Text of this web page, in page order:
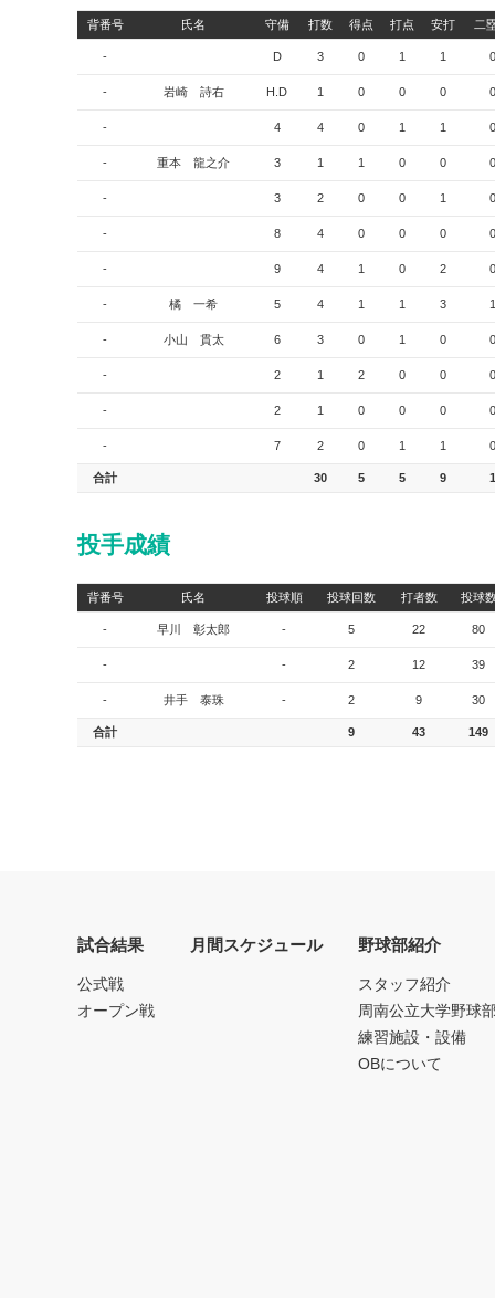
背番号 氏名 守備 打数 得点 打点 安打 二
- D 3 0 1 1 0
- 岩崎 詩右 H.D 1 0 0 0 0
- 4 4 0 1 1 0
- 重本 龍之介 3 1 1 0 0 0
- 3 2 0 0 1 0
- 8 4 0 0 0 0
- 9 4 1 0 2 0
- 橘 一希 5 4 1 1 3 1
- 小山 貫太 6 3 0 1 0 0
- 2 1 2 0 0 0
- 2 1 0 0 0 0
- 7 2 0 1 1 0
合計 30 5 5 9 1
投手成績
背番号 氏名 投球順 投球回数 打者数 投球
- 早川 彰太郎 - 5 22 80
- - 2 12 39
- 井手 泰珠 - 2 9 30
合計 9 43 149
試合結果
公式戦
オープン戦
月間スケジュール 野球部紹介
スタッフ紹介
周南公立大学野球
練習施設・設備
OBについて